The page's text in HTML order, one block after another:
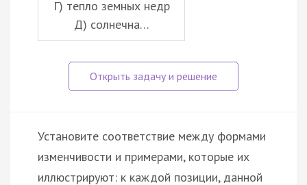
Г) тепло земных недр
Д) солнечна…
Установите соответствие между формами
изменчивости и примерами, которые их
иллюстрируют: к каждой позиции, данной